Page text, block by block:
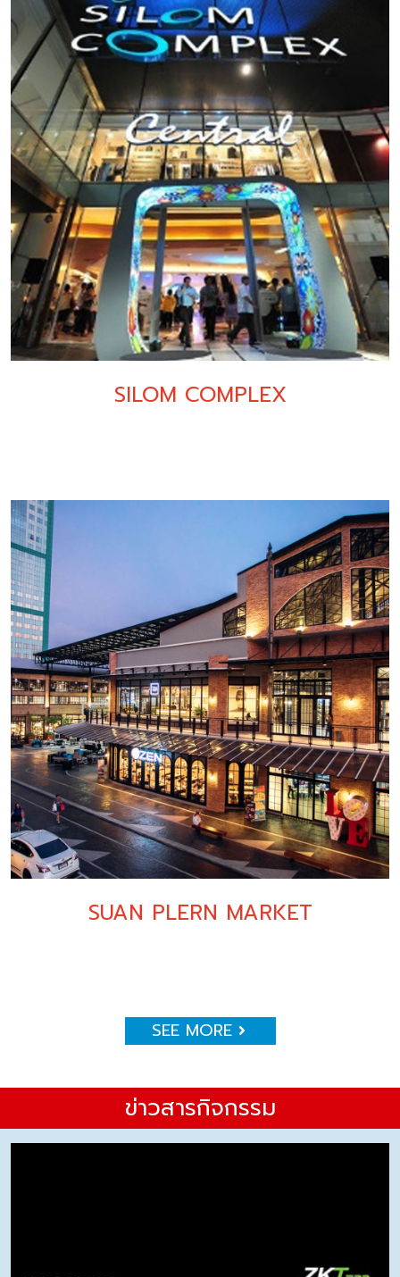
SILOM COMPLEX
SUAN PLERN MARKET
SEE MORE
ข่าวสารกิจกรรม